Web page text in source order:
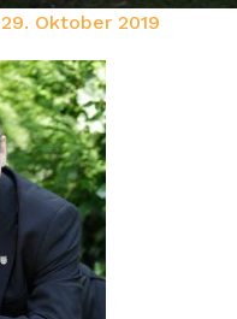
29. Oktober 2019